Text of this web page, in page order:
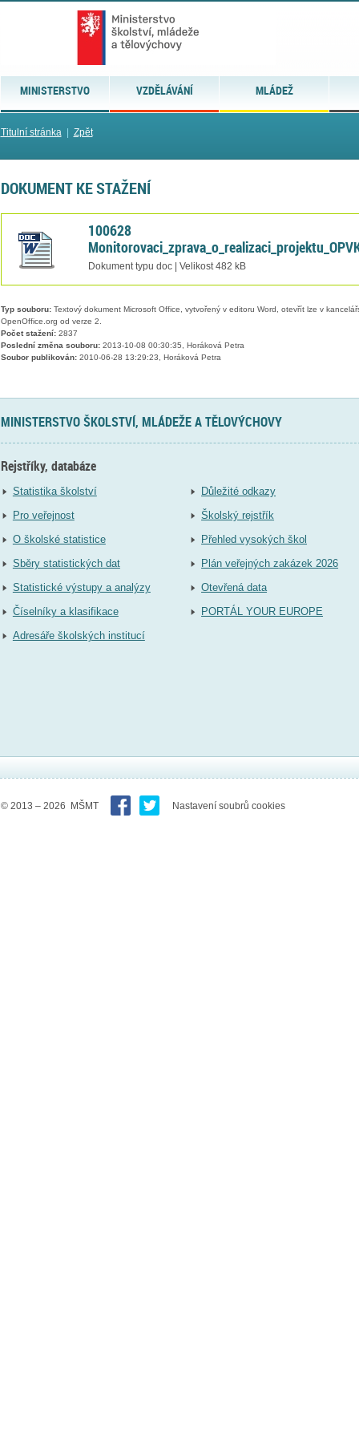
MINISTERSTVO VZDĚLÁVÁNÍ MLÁDEŽ
Titulní stránka| Zpět
DOKUMENT KE STAŽENÍ
100628
Dokument typu doc | Velikost 482 kB
Typ souboru:Textový dokument Microsoft Office, vytvořený v editoru Word, otevřít lze v
OpenOffice.org od verze 2.
Počet stažení:2837
Poslední změna souboru:2013-10-08 00:30:35, Horáková Petra
Soubor publikován:2010-06-28 13:29:23, Horáková Petra
MINISTERSTVO ŠKOLSTVÍ, MLÁDEŽE A TĚLOVÝCHOVY
Rejstříky, databáze
Statistika školství
Pro veřejnost
O školské statistice
Sběry statistických dat
Statistické výstupy a analýzy
Číselníky a klasifikace
Adresáře školských institucí
Důležité odkazy
Školský rejstřík
Přehled vysokých škol
Plán veřejných zakázek 2026
Otevřená data
PORTÁL YOUR EUROPE
© 2013 – 2026 MŠMT Nastavení soubrů cookies